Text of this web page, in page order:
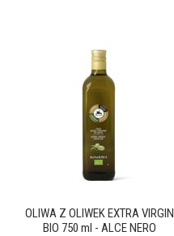
OLIWA Z OLIWEK EXTRA VIRGIN
BIO 750 ml - ALCE NERO